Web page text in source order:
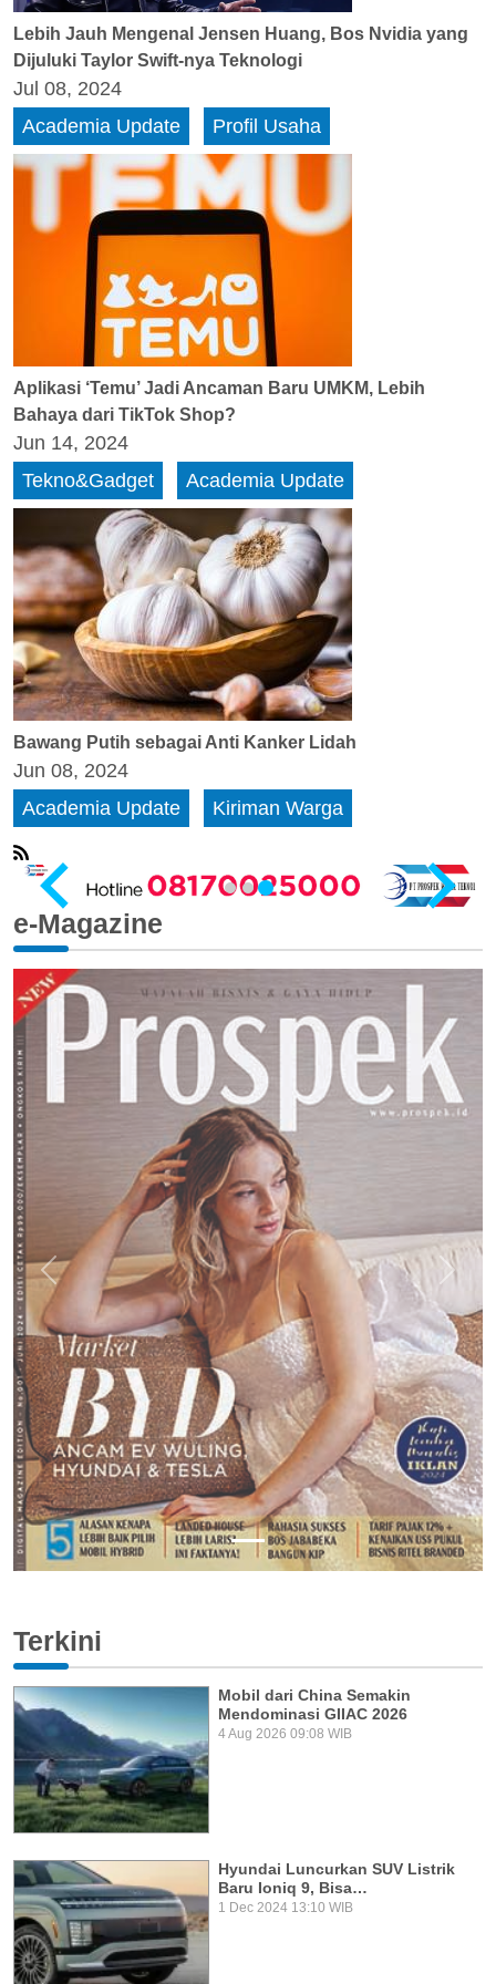
Lebih Jauh Mengenal Jensen Huang, Bos Nvidia yang
Dijuluki Taylor Swift-nya Teknologi
Jul 08, 2024
Academia Update
Profil Usaha
Aplikasi ‘Temu’ Jadi Ancaman Baru UMKM, Lebih
Bahaya dari TikTok Shop?
Jun 14, 2024
Tekno&Gadget
Academia Update
Bawang Putih sebagai Anti Kanker Lidah
Jun 08, 2024
Academia Update
Kiriman Warga
…
e-Magazine
Previous Next
Terkini
Mobil dari China Semakin
Mendominasi GIIAC 2026
4 Aug 2026 09:08 WIB
Hyundai Luncurkan SUV Listrik
Baru Ioniq 9, Bisa…
1 Dec 2024 13:10 WIB